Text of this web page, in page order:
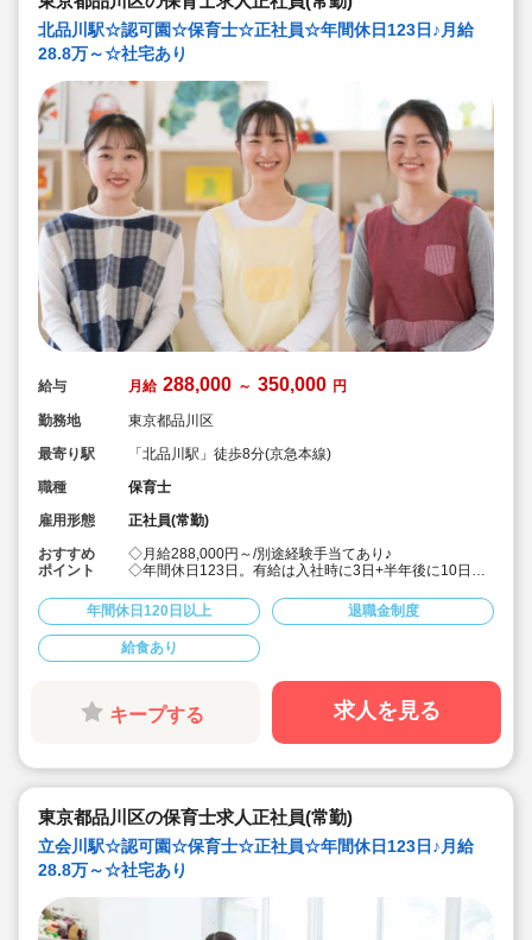
北品川駅☆認可園☆保育士☆正社員☆年間休日123日♪月給
28.8万～☆社宅あり
給与 月給 288,000 ～ 350,000 円
勤務地
東京都品川区
最寄り駅
「北品川駅」徒歩8分(京急本線)
職種
保育士
雇用形態
正社員(常勤)
おすすめ
ポイント
◇月給288,000円～/別途経験手当てあり♪
◇年間休日123日。有給は入社時に3日+半年後に10日付
◇借り上げ社宅制度あり！(敷金礼金なし)
◇介護休暇・産前産後休暇・育児休暇の取得率100％！
復帰率も83％♪
◇男性保育士も数多く活躍中の法人です！
どもたち一人ひとりに寄り添う保育を行っています。
◇各種研修を無理なく実施しているので、ブランクある
方や未経験の方も安心。主任や園長を目指す方のサポー
年間休日120日以上 退職金制度
給食あり
キープする 求人を見る
東京都品川区の保育士求人正社員(常勤)
立会川駅☆認可園☆保育士☆正社員☆年間休日123日♪月給
28.8万～☆社宅あり